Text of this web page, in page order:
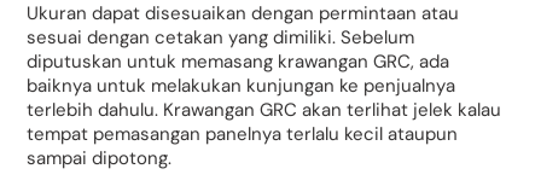
Ukuran dapat disesuaikan dengan permintaan atau
sesuai dengan cetakan yang dimiliki. Sebelum
diputuskan untuk memasang krawangan GRC, ada
baiknya untuk melakukan kunjungan ke penjualnya
terlebih dahulu. Krawangan GRC akan terlihat jelek kalau
tempat pemasangan panelnya terlalu kecil ataupun
sampai dipotong.